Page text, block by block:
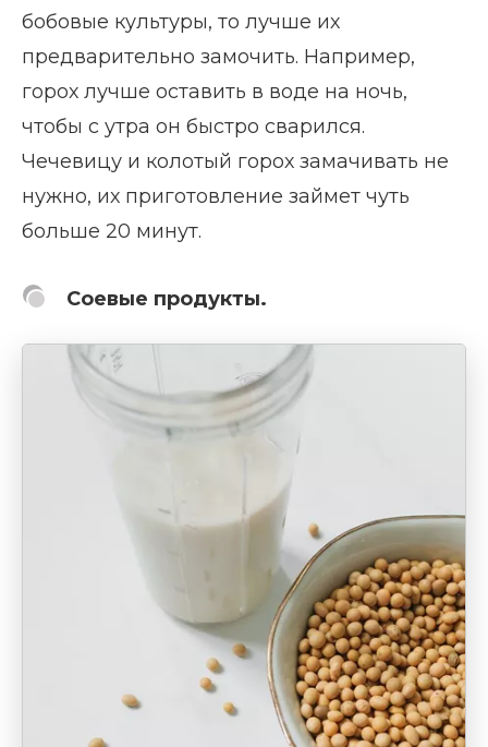
бобовые культуры, то лучше их
предварительно замочить. Например,
горох лучше оставить в воде на ночь,
чтобы с утра он быстро сварился.
Чечевицу и колотый горох замачивать не
нужно, их приготовление займет чуть
больше 20 минут.
Соевые продукты.